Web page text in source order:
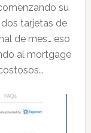
su
tarjetas de
de mes… eso
al mortgage